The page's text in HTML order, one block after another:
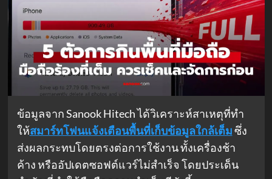
ข้อมูลจาก Sanook Hitech ได้วิเคราะห์สาเหตุที่ทำ
ให้สมาร์ทโฟนแจ้งเตือนพื้นที่เก็บข้อมูลใกล้เต็มซึ่ง
ส่งผลกระทบโดยตรงต่อการใช้งาน ทั้งเครื่องช้า
ค้าง หรืออัปเดตซอฟต์แวร์ไม่สำเร็จ โดยประเด็น